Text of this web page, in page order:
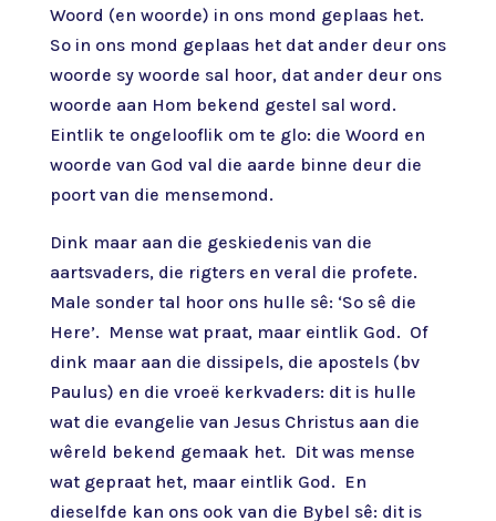
Woord (en woorde) in ons mond geplaas het.
So in ons mond geplaas het dat ander deur ons
woorde sy woorde sal hoor, dat ander deur ons
woorde aan Hom bekend gestel sal word.
Eintlik te ongelooflik om te glo: die Woord en
woorde van God val die aarde binne deur die
poort van die mensemond.
Dink maar aan die geskiedenis van die
aartsvaders, die rigters en veral die profete.
Male sonder tal hoor ons hulle sê: ‘So sê die
Here’. Mense wat praat, maar eintlik God. Of
dink maar aan die dissipels, die apostels (bv
Paulus) en die vroeë kerkvaders: dit is hulle
wat die evangelie van Jesus Christus aan die
wêreld bekend gemaak het. Dit was mense
wat gepraat het, maar eintlik God. En
dieselfde kan ons ook van die Bybel sê: dit is